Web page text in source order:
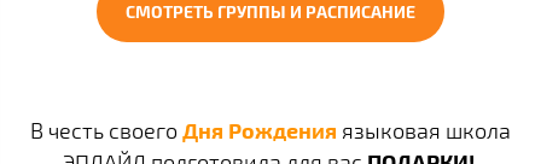
СМОТРЕТЬ ГРУППЫ И РАСПИСАНИЕ
В честь своего Дня Рождения языковая школа